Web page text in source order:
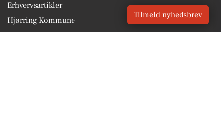
Erhvervsartikler
Hjørring Kommune
Tilmeld nyhedsbrev